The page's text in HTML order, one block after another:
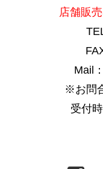
店舗販
Mail
※お問
受付